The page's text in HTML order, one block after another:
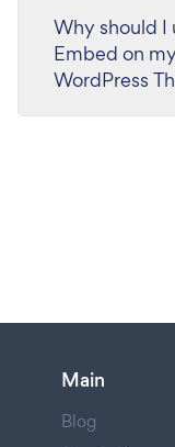
Why should I
Embed on
WordPress
Main
Blog